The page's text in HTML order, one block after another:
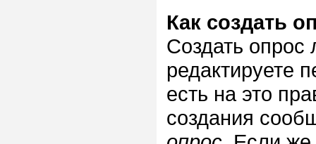
Как создать
Создать опрос
редактируете
есть на это
создания